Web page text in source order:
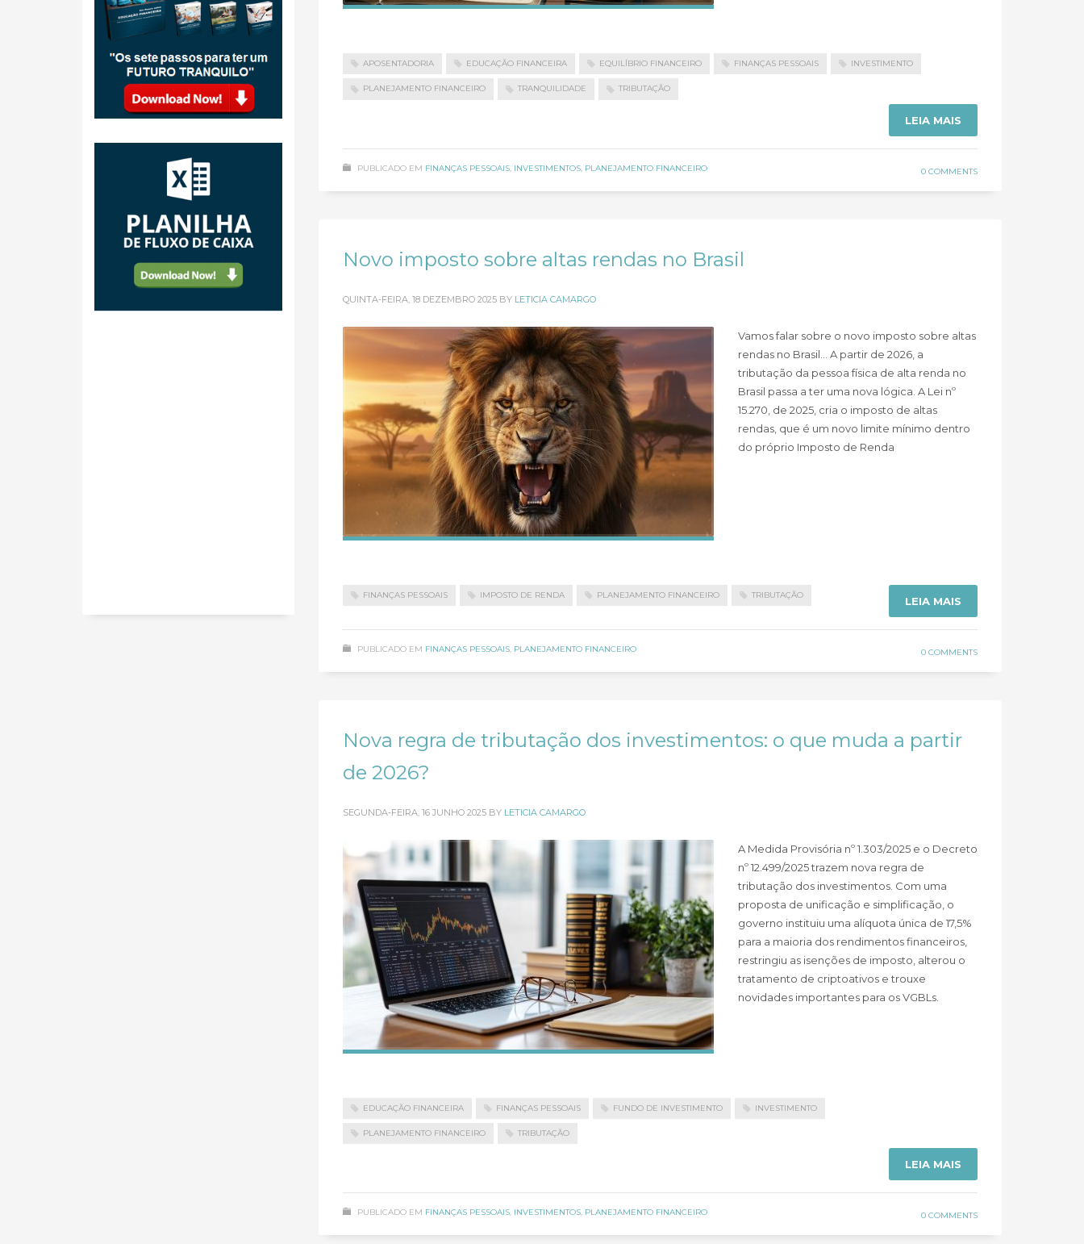
APOSENTADORIA EDUCAÇÃO FINANCEIRA EQUILÍBRIO FINANCEIRO FINANÇAS PESSOAIS INVESTIMENTO
PLANEJAMENTO FINANCEIRO TRANQUILIDADE TRIBUTAÇÃO
LEIA MAIS
PUBLICADO EM FINANÇAS PESSOAIS, INVESTIMENTOS, PLANEJAMENTO FINANCEIRO 0 COMMENTS
Novo imposto sobre altas rendas no Brasil
QUINTA-FEIRA, 18 DEZEMBRO 2025 BY LETICIA CAMARGO
Vamos falar sobre o novo imposto sobre altas
rendas no Brasil… A partir de 2026, a
tributação da pessoa física de alta renda no
Brasil passa a ter uma nova lógica. A Lei nº
15.270, de 2025, cria o imposto de altas
rendas, que é um novo limite mínimo dentro
do próprio Imposto de Renda
FINANÇAS PESSOAIS IMPOSTO DE RENDA PLANEJAMENTO FINANCEIRO TRIBUTAÇÃO LEIA MAIS
PUBLICADO EM FINANÇAS PESSOAIS, PLANEJAMENTO FINANCEIRO 0 COMMENTS
Nova regra de tributação dos investimentos: o que muda a partir
de 2026?
SEGUNDA-FEIRA, 16 JUNHO 2025 BY LETICIA CAMARGO
A Medida Provisória nº 1.303/2025 e o Decreto
nº 12.499/2025 trazem nova regra de
tributação dos investimentos. Com uma
proposta de unificação e simplificação, o
governo instituiu uma alíquota única de 17,5%
para a maioria dos rendimentos financeiros,
restringiu as isenções de imposto, alterou o
tratamento de criptoativos e trouxe
novidades importantes para os VGBLs.
EDUCAÇÃO FINANCEIRA FINANÇAS PESSOAIS FUNDO DE INVESTIMENTO INVESTIMENTO
PLANEJAMENTO FINANCEIRO TRIBUTAÇÃO
LEIA MAIS
PUBLICADO EM FINANÇAS PESSOAIS, INVESTIMENTOS, PLANEJAMENTO FINANCEIRO 0 COMMENTS